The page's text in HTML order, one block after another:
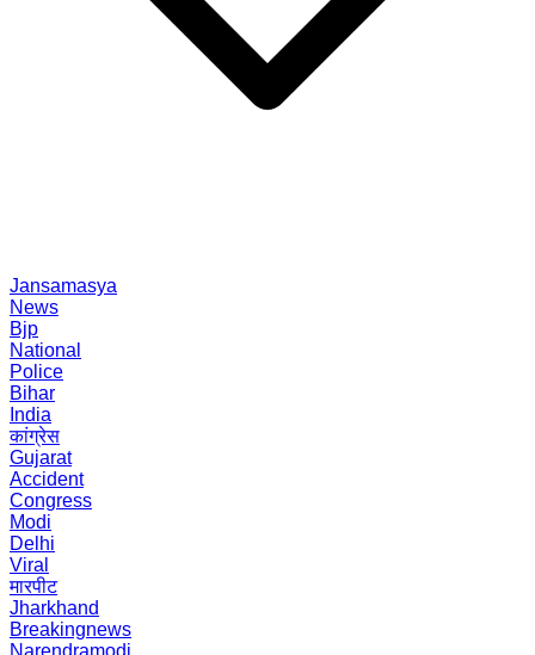
Jansamasya
News
Bjp
National
Police
Bihar
India
कांग्रेस
Gujarat
Accident
Congress
Modi
Delhi
Viral
मारपीट
Jharkhand
Breakingnews
Narendramodi